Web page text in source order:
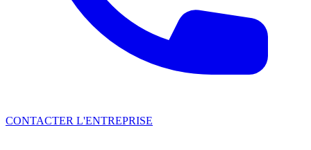
CONTACTER L'ENTREPRISE